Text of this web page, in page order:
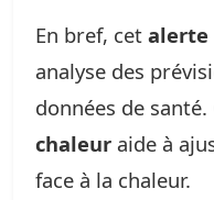
En bref, cet alerte
analyse des
données de santé.
chaleur aide à
face à la chaleur.